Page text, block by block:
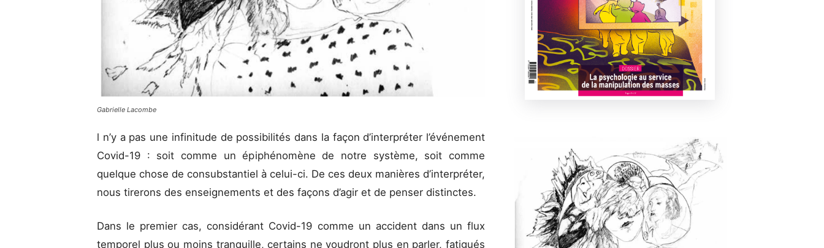
Gabrielle Lacombe
l n’y a pas une infinitude de possibilités dans la façon d’interpréter l’événement
Covid-19 : soit comme un épiphénomène de notre système, soit comme
quelque chose de consubstantiel à celui-ci. De ces deux manières d’interpréter,
nous tirerons des enseignements et des façons d’agir et de penser distinctes.
Dans le premier cas, considérant Covid-19 comme un accident dans un flux
temporel plus ou moins tranquille, certains ne voudront plus en parler, fatigués